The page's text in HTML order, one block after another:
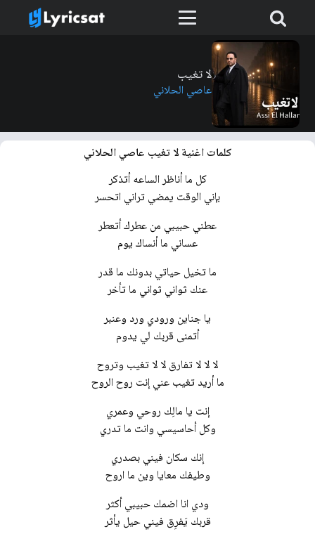
لا تغيب
عاصي الحلاني
كلمات اغنية لا تغيب عاصي الحلاني
كل ما أناظر الساعه أتذكر
بإني الوقت يمضي تراني اتحسر
عطني حبيبي من عطرك أتعطر
عساني ما أنساك يوم
ما تخيل حياتي بدونك ما قدر
عنك ثواني ثواني ما تأخر
يا جناين ورودي ورد وعنبر
أتمنى قربك لي يدوم
لا لا لا تفارق لا لا تغيب وتروح
ما أريد تغيب عني إنت روح الروح
إنت يا مالِك روحي وعمري
وكل أحاسيسي وانت ما تدري
إنك سكان فيني بصدري
وطيفك معايا وين ما اروح
ودي انا اضمك حبيبي أكثر
قربك يَفرِق فيني حيل يأثر